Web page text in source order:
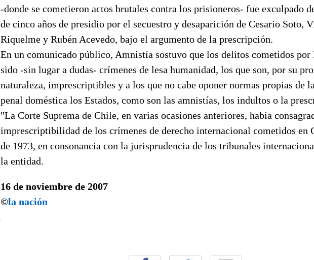
-donde se cometieron actos brutales contra los prisioneros- fue exculpado
de cinco años de presidio por el secuestro y desaparición de Cesario Soto,
Riquelme y Rubén Acevedo, bajo el argumento de la prescripción.
En un comunicado público, Amnistía sostuvo que los delitos cometidos por
sido -sin lugar a dudas- crímenes de lesa humanidad, los que son, por su
naturaleza, imprescriptibles y a los que no cabe oponer normas propias de
penal doméstica los Estados, como son las amnistías, los indultos o la
"La Corte Suprema de Chile, en varias ocasiones anteriores, había
imprescriptibilidad de los crímenes de derecho internacional cometidos en
de 1973, en consonancia con la jurisprudencia de los tribunales
la entidad.
16 de noviembre de 2007
©la nación